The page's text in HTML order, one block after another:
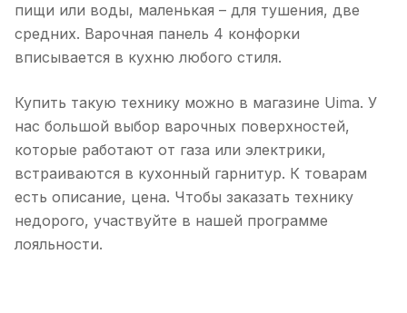
пищи или воды, маленькая – для тушения, две
средних. Варочная панель 4 конфорки
вписывается в кухню любого стиля.
Купить такую технику можно в магазине Uima. У
нас большой выбор варочных поверхностей,
которые работают от газа или электрики,
встраиваются в кухонный гарнитур. К товарам
есть описание, цена. Чтобы заказать технику
недорого, участвуйте в нашей программе
лояльности.